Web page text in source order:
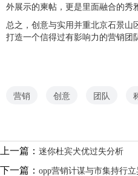
外展示的柬帖，更是里面融合的秀
总之，创意与实用并重北京石景山
打造一个信得过有影响力的营销团
营销 创意 团队
上一篇： 迷你杜宾犬优过失分析
下一篇： opp营销计谋与市集持行立